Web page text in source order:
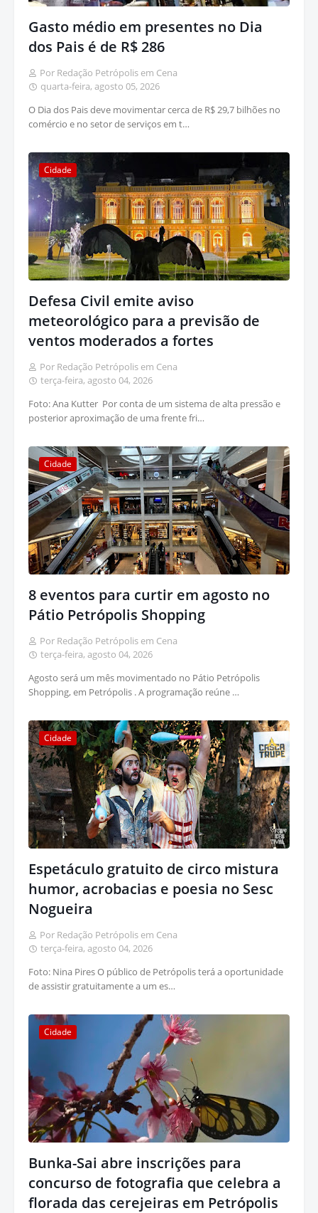
Gasto médio em presentes no Dia
dos Pais é de R$ 286
Por Redação Petrópolis em Cena
quarta-feira, agosto 05, 2026
O Dia dos Pais deve movimentar cerca de R$ 29,7 bilhões no
comércio e no setor de serviços em t…
Cidade
Defesa Civil emite aviso
meteorológico para a previsão de
ventos moderados a fortes
Por Redação Petrópolis em Cena
terça-feira, agosto 04, 2026
Foto: Ana Kutter Por conta de um sistema de alta pressão e
posterior aproximação de uma frente fri…
Cidade
8 eventos para curtir em agosto no
Pátio Petrópolis Shopping
Por Redação Petrópolis em Cena
terça-feira, agosto 04, 2026
Agosto será um mês movimentado no Pátio Petrópolis
Shopping, em Petrópolis . A programação reúne …
Cidade
Espetáculo gratuito de circo mistura
humor, acrobacias e poesia no Sesc
Nogueira
Por Redação Petrópolis em Cena
terça-feira, agosto 04, 2026
Foto: Nina Pires O público de Petrópolis terá a oportunidade
de assistir gratuitamente a um es…
Cidade
Bunka-Sai abre inscrições para
concurso de fotografia que celebra a
florada das cerejeiras em Petrópolis